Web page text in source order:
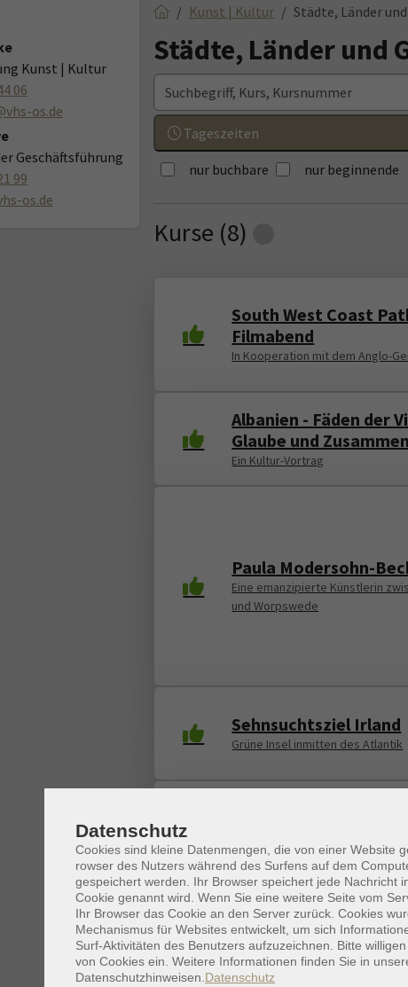
Kunst | Kultur Städte, Länder
Städte, Länder und
Tageszeiten
nur buchbare nur beginnende
Kurse (8)
South West Coast
Filmabend
In Kooperation mit dem Anglo-
Albanien - Fäden der
Glaube und
Ein Kultur-Vortrag
Paula Modersohn-
Eine emanzipierte Künstlerin
und Worpswede
Sehnsuchtsziel Irland
Grüne Insel inmitten des Atlantik
Gegenwart
Teil 13: Barock in Italien und
Emilia-Romagna
Kunst | Kultur
06
os.de
Geschäftsführung
99
os.de
Datenschutz
Cookies sind kleine Datenmengen, die von einer Website
rowser des Nutzers während des Surfens auf dem
gespeichert werden. Ihr Browser speichert jede Nachricht
Cookie genannt wird. Wenn Sie eine weitere Seite vom
Ihr Browser das Cookie an den Server zurück. Cookies
Mechanismus für Websites entwickelt, um sich
Surf-Aktivitäten des Benutzers aufzuzeichnen. Bitte
von Cookies ein. Weitere Informationen finden Sie in
Datenschutzhinweisen. Datenschutz